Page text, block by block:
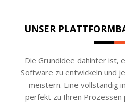
UNSER
Die Grundidee dahinter ist,
Software zu entwickeln und
meistern. Eine vollständig
perfekt zu Ihren Prozessen